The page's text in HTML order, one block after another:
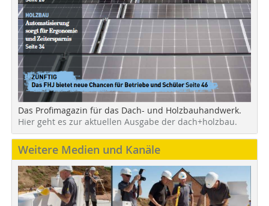
Das Profimagazin für das Dach- und Holzbauhandwerk.
Hier geht es zur aktuellen Ausgabe der dach+holzbau.
Weitere Medien und Kanäle